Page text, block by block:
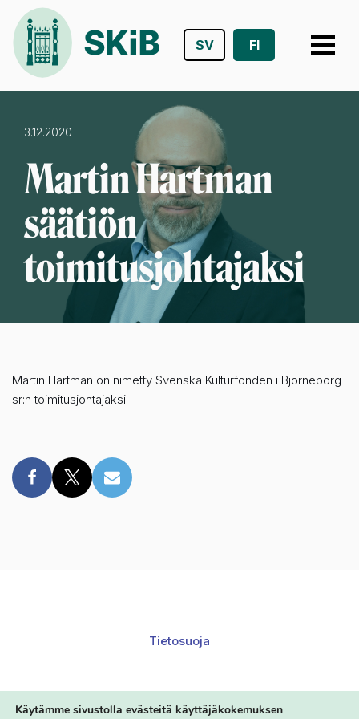
Siirry
suoraan
SV FI
3.12.2020
Martin Hartman
säätiön
toimitusjohtajaksi
Martin Hartman on nimetty Svenska Kulturfonden i Björneborg
sr:n toimitusjohtajaksi.
Tietosuoja
Käytämme sivustolla evästeitä käyttäjäkokemuksen